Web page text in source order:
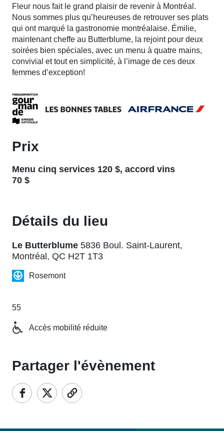
Fleur nous fait le grand plaisir de revenir à Montréal.
Nous sommes plus qu’heureuses de retrouver ses plats
qui ont marqué la gastronomie montréalaise. Émilie,
maintenant cheffe au Butterblume, la rejoint pour deux
soirées bien spéciales, avec un menu à quatre mains,
convivial et tout en simplicité, à l’image de ces deux
femmes d’exception!
Prix
Menu cinq services 120 $, accord vins
70 $
Détails du lieu
Le Butterblume 5836 Boul. Saint-Laurent,
Montréal, QC H2T 1T3
Rosemont
55
Accès mobilité réduite
Partager l'évènement